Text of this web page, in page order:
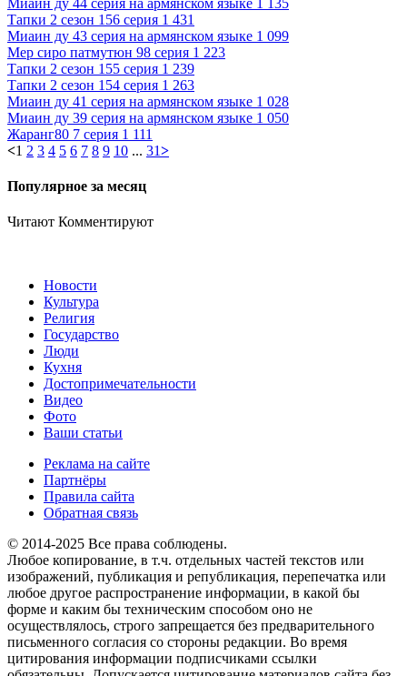
Тапки 2 сезон 156 серия 1 431
Миаин ду 43 серия на армянском языке 1 099
Мер сиро патмутюн 98 серия 1 223
Тапки 2 сезон 155 серия 1 239
Тапки 2 сезон 154 серия 1 263
Миаин ду 41 серия на армянском языке 1 028
Миаин ду 39 серия на армянском языке 1 050
Жаранг80 7 серия 1 111
<1 2 3 4 5 6 7 8 9 10 ... 31>
Популярное за месяц
Читают Комментируют
Новости
Культура
Религия
Государство
Люди
Кухня
Достопримечательности
Видео
Фото
Ваши статьи
Реклама на сайте
Партнёры
Правила сайта
Обратная связь
© 2014-2025 Все права соблюдены.
Любое копирование, в т.ч. отдельных частей текстов или
изображений, публикация и републикация, перепечатка или
любое другое распространение информации, в какой бы
форме и каким бы техническим способом оно не
осуществлялось, строго запрещается без предварительного
письменного согласия со стороны редакции. Во время
цитирования информации подписчиками ссылки